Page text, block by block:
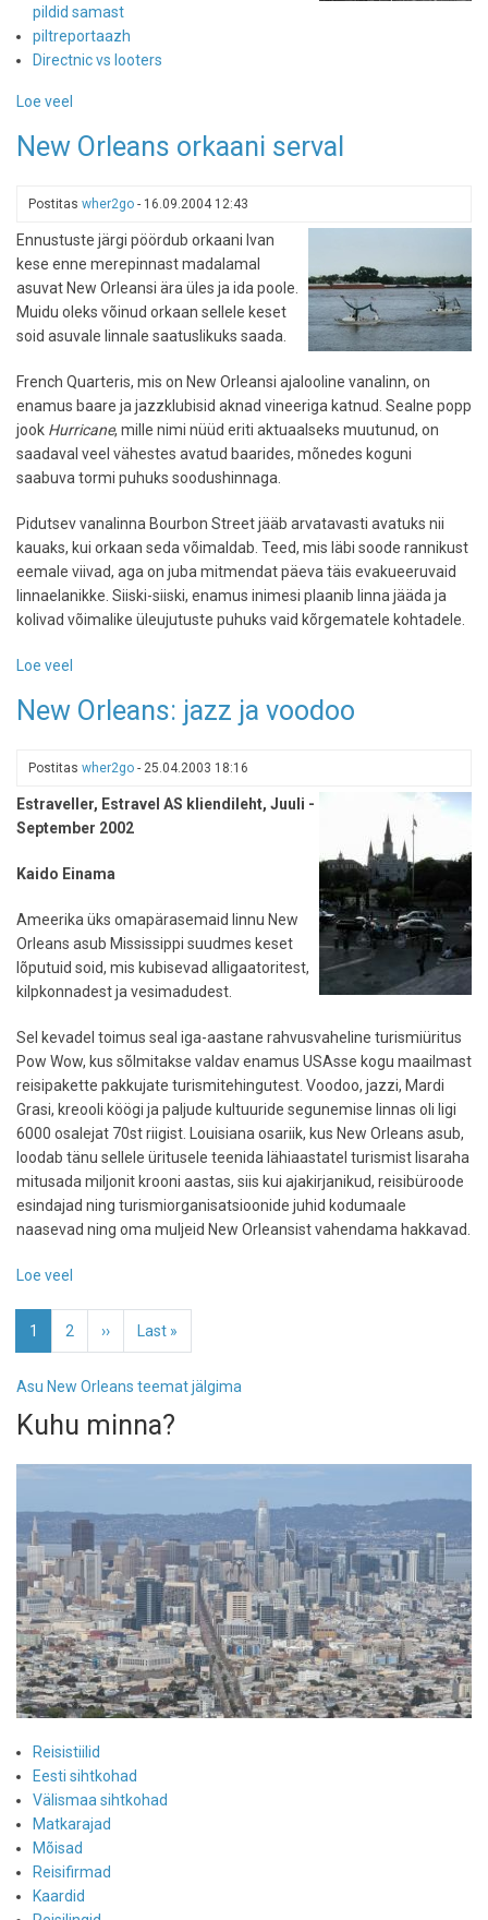
pildid samast
piltreportaazh
Directnic vs looters
Loe veel
New
New Orleans orkaani serval
Postitas wher2go - 16.09.2004 12:43
Ennustuste järgi pöördub orkaani Ivan
kese enne merepinnast madalamal
asuvat New Orleansi ära üles ja ida poole.
Muidu oleks võinud orkaan sellele keset
soid asuvale linnale saatuslikuks saada.
French Quarteris, mis on New Orleansi ajalooline vanalinn, on
enamus baare ja jazzklubisid aknad vineeriga katnud. Sealne popp
jook Hurricane, mille nimi nüüd eriti aktuaalseks muutunud, on
saadaval veel vähestes avatud baarides, mõnedes koguni
saabuva tormi puhuks soodushinnaga.
Pidutsev vanalinna Bourbon Street jääb arvatavasti avatuks nii
kauaks, kui orkaan seda võimaldab. Teed, mis läbi soode rannikust
eemale viivad, aga on juba mitmendat päeva täis evakueeruvaid
linnaelanikke. Siiski-siiski, enamus inimesi plaanib linna jääda ja
kolivad võimalike üleujutuste puhuks vaid kõrgematele kohtadele.
Loe veel
Orleans
serval
New Orleans: jazz ja voodoo
Postitas wher2go - 25.04.2003 18:16
Estraveller, Estravel AS kliendileht, Juuli -
September 2002
Kaido Einama
Ameerika üks omapärasemaid linnu New
Orleans asub Mississippi suudmes keset
lõputuid soid, mis kubisevad alligaatoritest,
kilpkonnadest ja vesimadudest.
Sel kevadel toimus seal iga-aastane rahvusvaheline turismiüritus
Pow Wow, kus sõlmitakse valdav enamus USAsse kogu maailmast
reisipakette pakkujate turismitehingutest. Voodoo, jazzi, Mardi
Grasi, kreooli köögi ja paljude kultuuride segunemise linnas oli ligi
6000 osalejat 70st riigist. Louisiana osariik, kus New Orleans asub,
loodab tänu sellele üritusele teenida lähiaastatel turismist lisaraha
mitusada miljonit krooni aastas, siis kui ajakirjanikud, reisibüroode
esindajad ning turismiorganisatsioonide juhid kodumaale
naasevad ning oma muljeid New Orleansist vahendama hakkavad.
Loe veel
voodoo
Pagination
Eesolev
leht
1 Page
2
Järgmine
leht
››
Viimane
leht
Last »
Asu New Orleans teemat jälgima
Kuhu minna?
Reisistiilid
Eesti sihtkohad
Välismaa sihtkohad
Matkarajad
Mõisad
Reisifirmad
Kaardid